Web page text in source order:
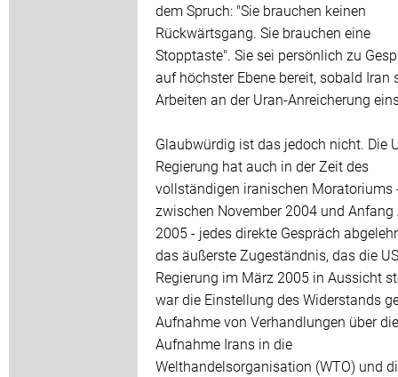
dem Spruch: "Sie brauchen keinen
Rückwärtsgang. Sie brauchen eine
Stopptaste". Sie sei persönlich zu
auf höchster Ebene bereit, sobald Iran
Arbeiten an der Uran-Anreicherung
Glaubwürdig ist das jedoch nicht. Die
Regierung hat auch in der Zeit des
vollständigen iranischen Moratoriums
zwischen November 2004 und Anfang
2005 - jedes direkte Gespräch
das äußerste Zugeständnis, das die
Regierung im März 2005 in Aussicht
war die Einstellung des Widerstands
Aufnahme von Verhandlungen über die
Aufnahme Irans in die
Welthandelsorganisation (WTO) und